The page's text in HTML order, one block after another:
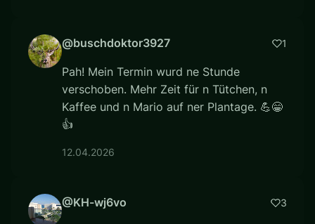
@buschdoktor3927 1
Pah! Mein Termin wurd ne Stunde
verschoben. Mehr Zeit für n Tütchen, n
Kaffee und n Mario auf ner Plantage. 💪😁
👍
12.04.2026
@KH-wj6vo 3